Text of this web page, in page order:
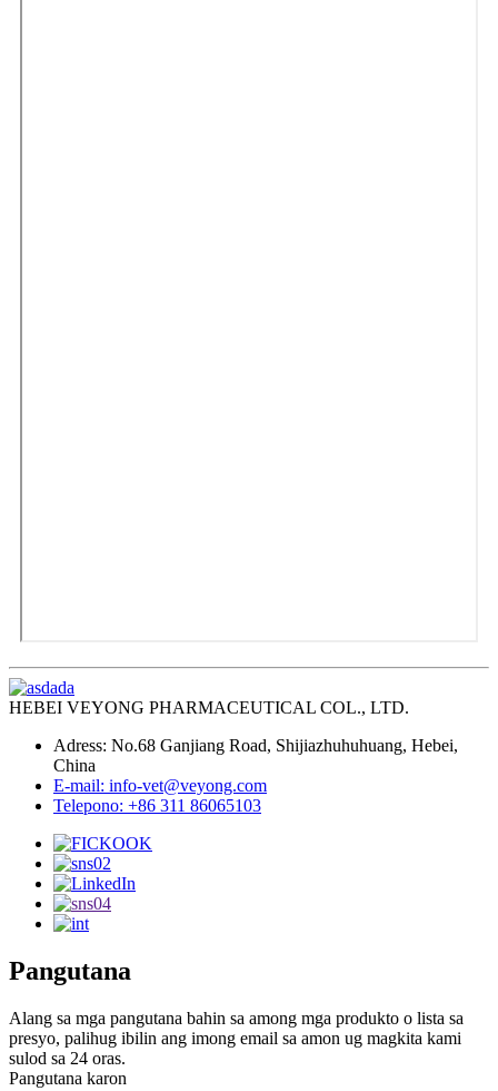
HEBEI VEYONG PHARMACEUTICAL COL., LTD.
Adress: No.68 Ganjiang Road, Shijiazhuhuhuang, Hebei,
China
E-mail: info-vet@veyong.com
Telepono: +86 311 86065103
Pangutana
Alang sa mga pangutana bahin sa among mga produkto o lista sa
presyo, palihug ibilin ang imong email sa amon ug magkita kami
sulod sa 24 oras.
Pangutana karon